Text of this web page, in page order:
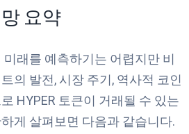
요약
래를 예측하기는 어렵지만 비
의 발전, 시장 주기, 역사적 코인
HYPER 토큰이 거래될 수 있는
게 살펴보면 다음과 같습니다.